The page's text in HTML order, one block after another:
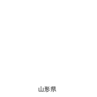
山形県